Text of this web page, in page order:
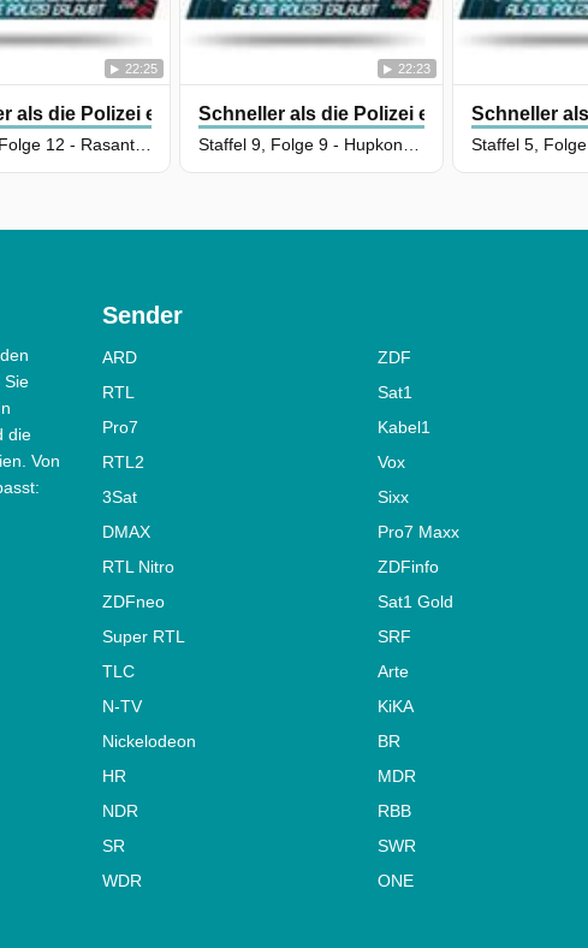
22:25
als die Polizei erlaubt
22:23
Schneller als die Polizei erlaubtSchneller
Sie
die
Von
Sender
ARD
ZDF
RTL
Sat1
Pro7
Kabel1
RTL2
Vox
3Sat
Sixx
DMAX
Pro7 Maxx
RTL Nitro
ZDFinfo
ZDFneo
Sat1 Gold
Super RTL
SRF
TLC
Arte
N-TV
KiKA
Nickelodeon
BR
HR
MDR
NDR
RBB
SR
SWR
WDR
ONE